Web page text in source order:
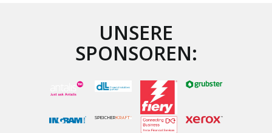
UNSERE
SPONSOREN: